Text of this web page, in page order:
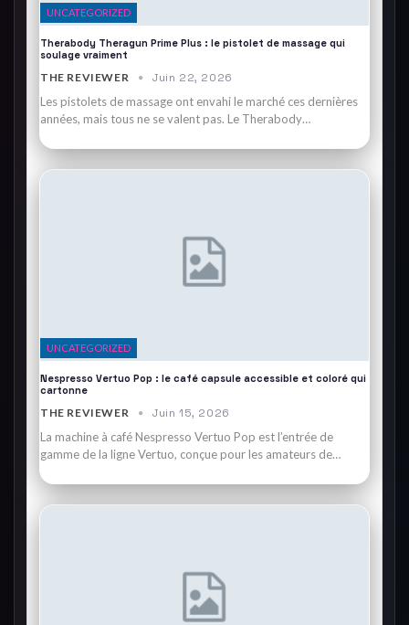
UNCATEGORIZED
Therabody Theragun Prime Plus : le pistolet de massage qui
soulage vraiment
THE REVIEWER
Juin 22, 2026
Les pistolets de massage ont envahi le marché ces dernières
années, mais tous ne se valent pas. Le Therabody…
UNCATEGORIZED
Nespresso Vertuo Pop : le café capsule accessible et coloré qui
cartonne
THE REVIEWER
Juin 15, 2026
La machine à café Nespresso Vertuo Pop est l’entrée de
gamme de la ligne Vertuo, conçue pour les amateurs de…